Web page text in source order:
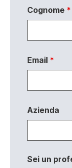
Cognome *
Email *
Azienda
Sei un